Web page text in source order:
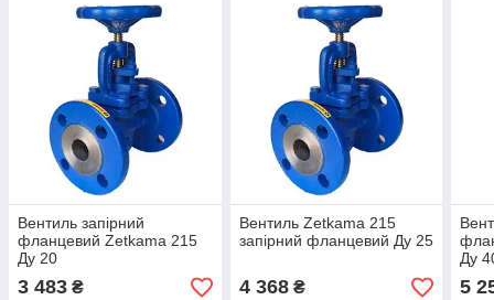
Вентиль запірний
фланцевий Zetkama 215
Ду 20
3 483 ₴
Вентиль Zetkama 215
запірний фланцевий Ду 25
4 368₴
Ду
5